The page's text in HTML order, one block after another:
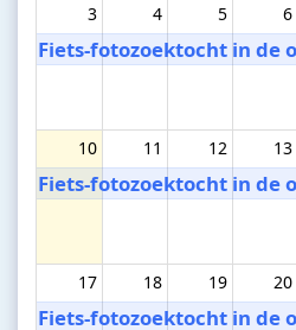
3
Fiets-fotozoektocht in de
4 5 6
10
Fiets-fotozoektocht in de
11 12 13
17
Fiets-fotozoektocht in de
18 19 20